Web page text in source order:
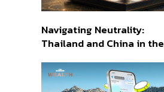
Navigating Neutrality:
Thailand and China in the
Order